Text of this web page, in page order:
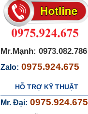
Mr.Mạnh: 0973.082.786
Zalo: 0975.924.675
HỖ TRỢ KỸ THUẬT
Mr. Đại: 0975.924.675